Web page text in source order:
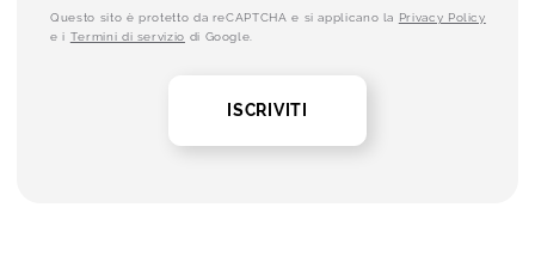
Questo sito è protetto da reCAPTCHA e si applicano la Privacy Policy
e i Termini di servizio di Google.
ISCRIVITI